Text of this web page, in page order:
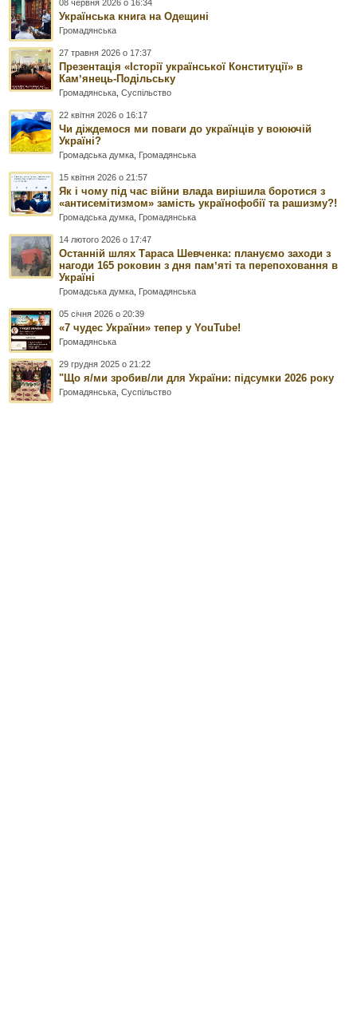
08 червня 2026 о 16:34
Українська книга на Одещині
Громадянська
27 травня 2026 о 17:37
Презентація «Історії української Конституції» в
Камʼянець-Подільську
Громадянська ,Суспільство
22 квітня 2026 о 16:17
Чи діждемося ми поваги до українців у воюючій
Україні?
Громадська думка Громадянська
15 квітня 2026 о 21:57
Як і чому під час війни влада вирішила боротися з
«антисемітизмом» замість українофобії та рашизму?!
Громадська думка Громадянська
14 лютого 2026 о 17:47
Останній шлях Тараса Шевченка: плануємо заходи з
нагоди 165 роковин з дня памʼяті та перепоховання в
Україні
Громадська думка Громадянська
05 січня 2026 о 20:39
«7 чудес України» тепер у YouTube!
Громадянська
29 грудня 2025 о 21:22
"Що я/ми зробив/ли для України: підсумки 2026 року
Громадянська ,Суспільство